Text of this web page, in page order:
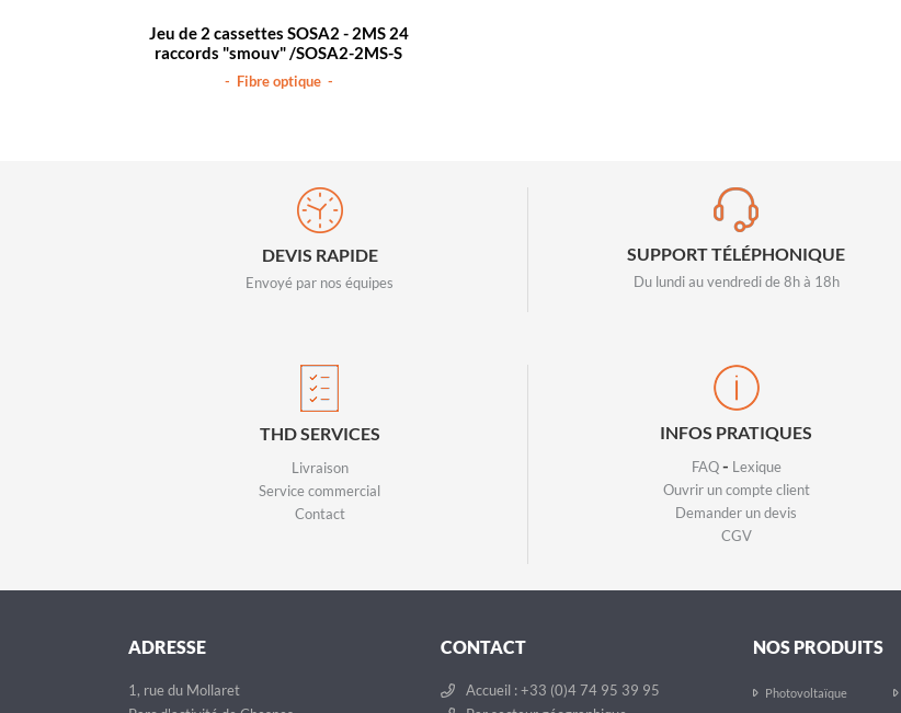
Jeu de 2 cassettes SOSA2 - 2MS 24
raccords "smouv" /SOSA2-2MS-S
- Fibre optique -
DEVIS RAPIDE
Envoyé par nos équipes
SUPPORT TÉLÉPHONIQUE
Du lundi au vendredi de 8h à 18h
THD SERVICES
Livraison
Service commercial
Contact
INFOS PRATIQUES
FAQ- Lexique
Ouvrir un compte client
Demander un devis
CGV
ADRESSE
1, rue du Mollaret
CONTACT
Accueil : +33 (0)4 74 95 39 95
NOS PRODUITS
Photovoltaïque